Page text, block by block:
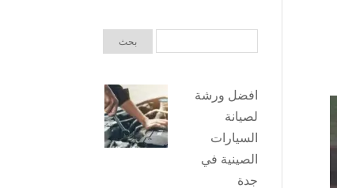
افضل ورشة
لصيانة
السيارات
الصينية في
جدة